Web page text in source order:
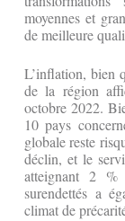
moyennes et
de meilleure
L’inflation, bien
de la région
octobre 2022.
10 pays
globale reste
déclin, et le
atteignant 2
surendettés a
climat de